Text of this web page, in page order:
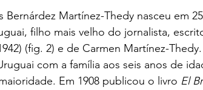
filho mais velho do jornalista,
(fig. 2) e de Carmen Martínez-
com a família aos seis anos de
Em 1908 publicou o livro El